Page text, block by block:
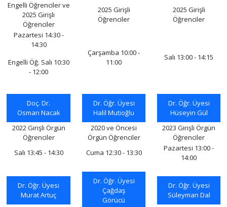
Engelli Öğrenciler ve
2025 Girişli
Öğrenciler
2025 Girişli
Öğrenciler
2025 Girişli
Öğrenciler
Pazartesi 14:30 -
14:30
Engelli Öğ. Salı 10:30
- 12:00
Çarşamba 10:00 -
11:00
Salı 13:00 - 14:15
Doç. Dr.
Osman Nacak
Dr. Öğr. Üyesi
Halil Mutioğlu
Dr. Öğr. Üyesi
Hüseyin Gül
2022 Girişli Örgün
Öğrenciler
2020 ve Öncesi
Örgün Öğrenciler
2023 Girişli Örgün
Öğrenciler
Salı 13:45 - 14:30
Cuma 12:30 - 13:30
Pazartesi 13:00 -
14:00
Dr. Öğr. Üyesi
Murat Artuç
Dr. Öğr. Üyesi
Çağdaş
Görücü
Dr. Öğr. Üyesi
Süleyman Dal